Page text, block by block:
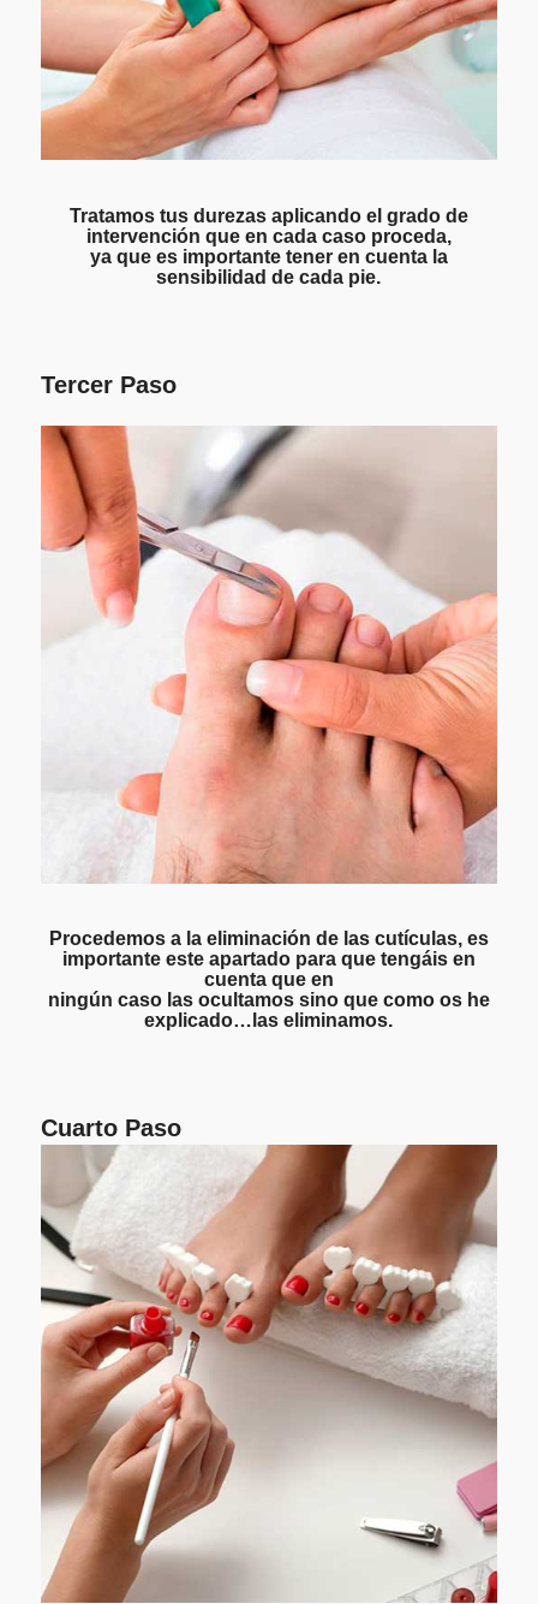
Tratamos tus durezas aplicando el grado de
intervención que en cada caso proceda,
ya que es importante tener en cuenta la
sensibilidad de cada pie.
Tercer Paso
Procedemos a la eliminación de las cutículas, es
importante este apartado para que tengáis en
cuenta que en
ningún caso las ocultamos sino que como os he
explicado…las eliminamos.
Cuarto Paso